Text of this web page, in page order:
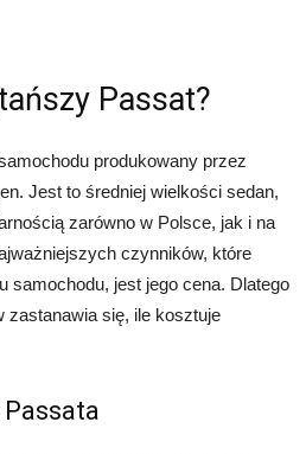
Passat?
produkowany przez
Jest to średniej wielkości sedan,
zarówno w Polsce, jak i na
czynników, które
samochodu, jest jego cena. Dlatego
zastanawia się, ile kosztuje